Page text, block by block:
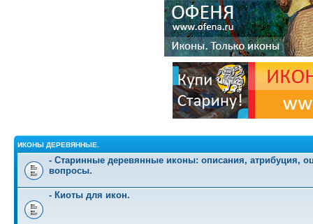
ИКОНЫ ДЕРЕВЯННЫЕ.
- Старинные деревянные иконы: описания, атрибуция,
вопросы.
- Киоты для икон.